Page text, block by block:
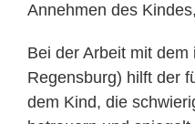
Annehmen des
Bei der Arbeit mit dem
Regensburg) hilft der
dem Kind, die